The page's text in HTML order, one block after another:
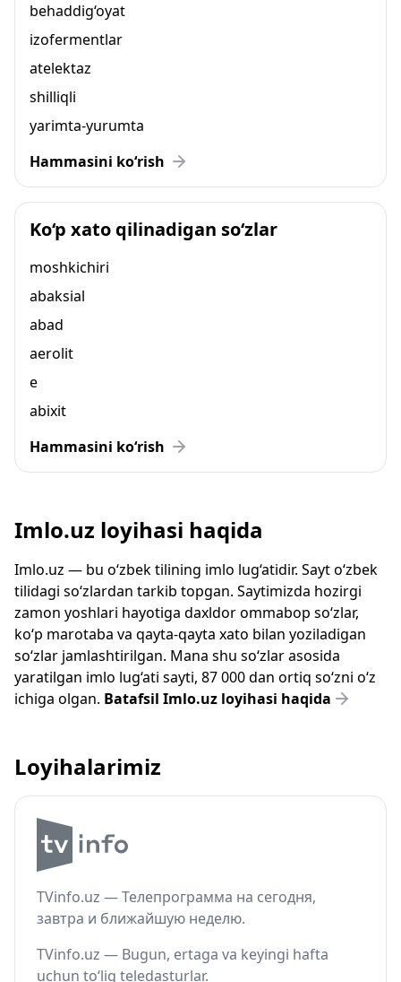
behaddig‘oyat
izofermentlar
atelektaz
shilliqli
yarimta-yurumta
Hammasini ko‘rish
Ko‘p xato qilinadigan so‘zlar
moshkichiri
abaksial
abad
aerolit
e
abixit
Hammasini ko‘rish
Imlo.uz loyihasi haqida
Imlo.uz — bu o‘zbek tilining imlo lug‘atidir. Sayt o‘zbek
tilidagi so‘zlardan tarkib topgan. Saytimizda hozirgi
zamon yoshlari hayotiga daxldor ommabop so‘zlar,
ko‘p marotaba va qayta-qayta xato bilan yoziladigan
so‘zlar jamlashtirilgan. Mana shu so‘zlar asosida
yaratilgan imlo lug‘ati sayti, 87 000 dan ortiq so‘zni o‘z
ichiga olgan. Batafsil Imlo.uz loyihasi haqida
Loyihalarimiz
TVinfo.uz — Телепрограмма на сегодня,
завтра и ближайшую неделю.
TVinfo.uz — Bugun, ertaga va keyingi hafta
uchun to‘liq teledasturlar.